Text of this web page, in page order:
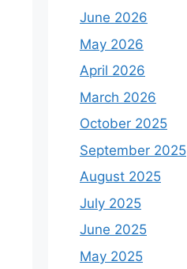
June 2026
May 2026
April 2026
March 2026
October 2025
September 2025
August 2025
July 2025
June 2025
May 2025